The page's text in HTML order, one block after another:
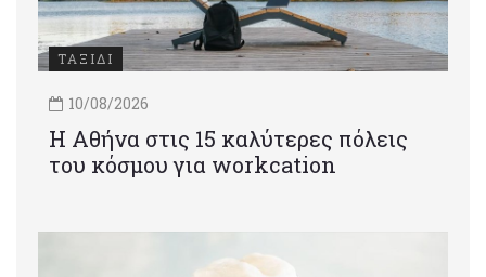
ΤΑΞΙΔΙ
10/08/2026
Η Αθήνα στις 15 καλύτερες πόλεις
του κόσμου για workcation